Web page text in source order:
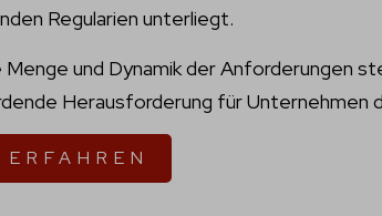
Regularien unterliegt.
Menge und Dynamik der Anforderungen
Herausforderung für Unternehmen
ERFAHREN